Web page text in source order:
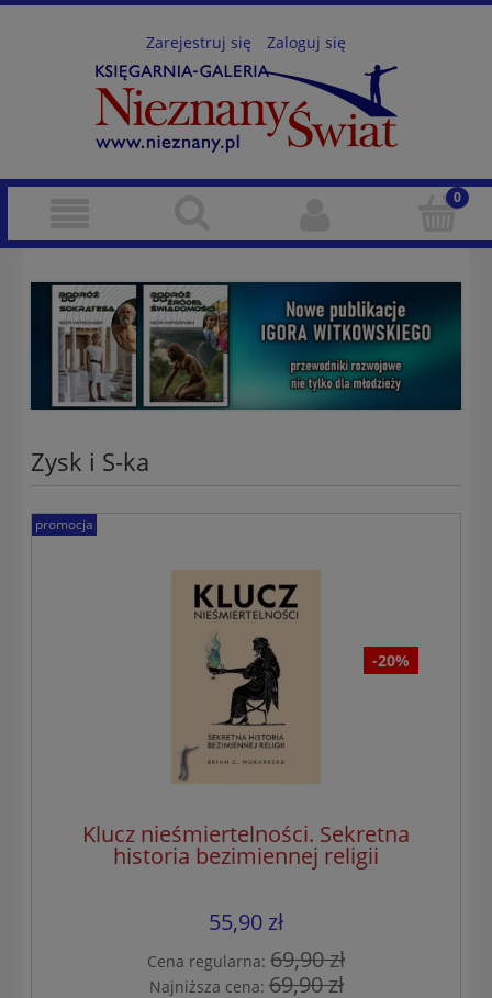
Zarejestruj się Zaloguj się
Zysk i S-ka
-20%
Klucz nieśmiertelności. Sekretna
historia bezimiennej religii
55,90 zł
Cena regularna: 69,90 zł
Najniższa cena:69,90 zł
promocja